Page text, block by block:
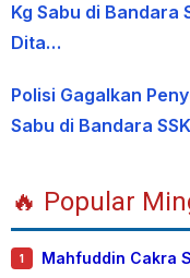
Kg Sabu di Bandara
Dita…
Polisi Gagalkan
Sabu di Bandara
🔥 Popular
1
Mahfuddin Cakra